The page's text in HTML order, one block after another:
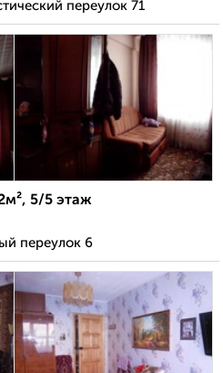
переулок 71
5/5 этаж
переулок 6